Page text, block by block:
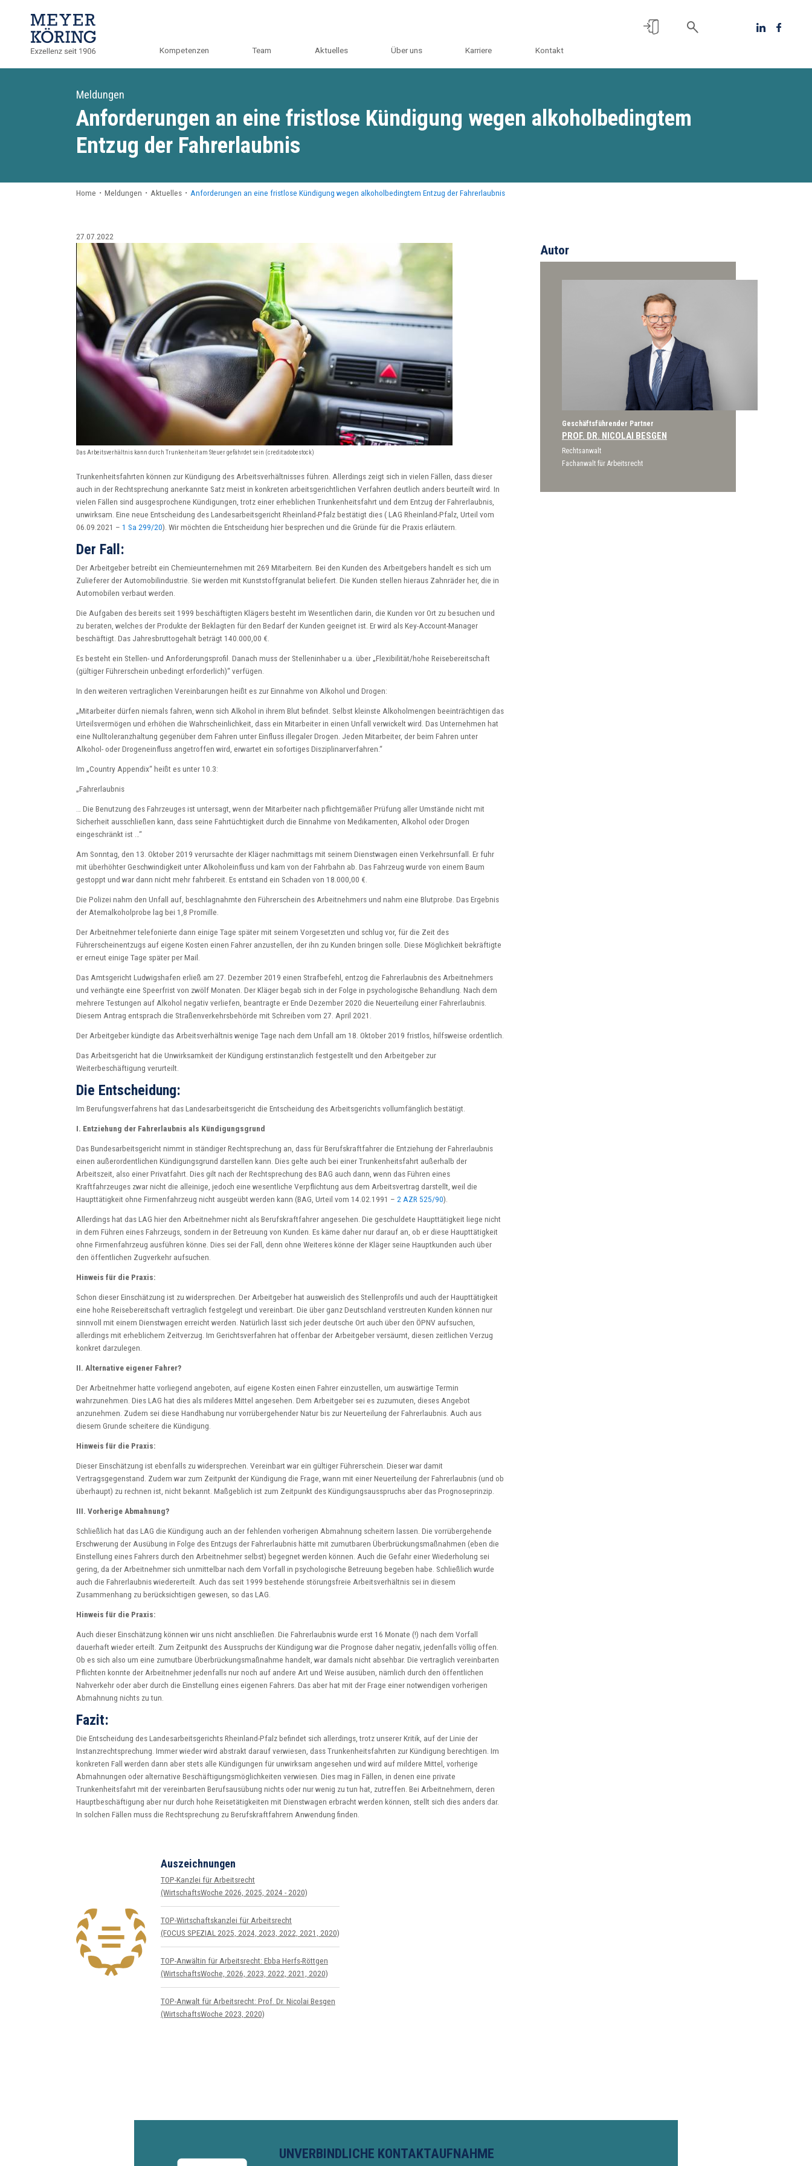
Kompetenzen Team Aktuelles Über uns Karriere Kontakt
Meldungen
Anforderungen an eine fristlose Kündigung wegen alkoholbedingtem
Entzug der Fahrerlaubnis
Home ・ Meldungen ・ Aktuelles ・ Anforderungen an eine fristlose Kündigung wegen alkoholbedingtem Entzug der Fahrerlaubnis
27.07.2022
Das Arbeitsverhältnis kann durch Trunkenheit am Steuer gefährdet sein (credit:adobestock)
Trunkenheitsfahrten können zur Kündigung des Arbeitsverhältnisses führen. Allerdings zeigt sich in vielen Fällen, dass dieser
auch in der Rechtsprechung anerkannte Satz meist in konkreten arbeitsgerichtlichen Verfahren deutlich anders beurteilt wird. In
vielen Fällen sind ausgesprochene Kündigungen, trotz einer erheblichen Trunkenheitsfahrt und dem Entzug der Fahrerlaubnis,
unwirksam. Eine neue Entscheidung des Landesarbeitsgericht Rheinland-Pfalz bestätigt dies ( LAG Rheinland-Pfalz, Urteil vom
06.09.2021 – 1 Sa 299/20). Wir möchten die Entscheidung hier besprechen und die Gründe für die Praxis erläutern.
Der Fall:
Der Arbeitgeber betreibt ein Chemieunternehmen mit 269 Mitarbeitern. Bei den Kunden des Arbeitgebers handelt es sich um
Zulieferer der Automobilindustrie. Sie werden mit Kunststoffgranulat beliefert. Die Kunden stellen hieraus Zahnräder her, die in
Automobilen verbaut werden.
Die Aufgaben des bereits seit 1999 beschäftigten Klägers besteht im Wesentlichen darin, die Kunden vor Ort zu besuchen und
zu beraten, welches der Produkte der Beklagten für den Bedarf der Kunden geeignet ist. Er wird als Key-Account-Manager
beschäftigt. Das Jahresbruttogehalt beträgt 140.000,00 €.
Es besteht ein Stellen- und Anforderungsprofil. Danach muss der Stelleninhaber u.a. über „Flexibilität/hohe Reisebereitschaft
(gültiger Führerschein unbedingt erforderlich)“ verfügen.
In den weiteren vertraglichen Vereinbarungen heißt es zur Einnahme von Alkohol und Drogen:
„Mitarbeiter dürfen niemals fahren, wenn sich Alkohol in ihrem Blut befindet. Selbst kleinste Alkoholmengen beeinträchtigen das
Urteilsvermögen und erhöhen die Wahrscheinlichkeit, dass ein Mitarbeiter in einen Unfall verwickelt wird. Das Unternehmen hat
eine Nulltoleranzhaltung gegenüber dem Fahren unter Einfluss illegaler Drogen. Jeden Mitarbeiter, der beim Fahren unter
Alkohol- oder Drogeneinfluss angetroffen wird, erwartet ein sofortiges Disziplinarverfahren.“
Im „Country Appendix“ heißt es unter 10.3:
„Fahrerlaubnis
… Die Benutzung des Fahrzeuges ist untersagt, wenn der Mitarbeiter nach pflichtgemäßer Prüfung aller Umstände nicht mit
Sicherheit ausschließen kann, dass seine Fahrtüchtigkeit durch die Einnahme von Medikamenten, Alkohol oder Drogen
eingeschränkt ist …“
Am Sonntag, den 13. Oktober 2019 verursachte der Kläger nachmittags mit seinem Dienstwagen einen Verkehrsunfall. Er fuhr
mit überhöhter Geschwindigkeit unter Alkoholeinfluss und kam von der Fahrbahn ab. Das Fahrzeug wurde von einem Baum
gestoppt und war dann nicht mehr fahrbereit. Es entstand ein Schaden von 18.000,00 €.
Die Polizei nahm den Unfall auf, beschlagnahmte den Führerschein des Arbeitnehmers und nahm eine Blutprobe. Das Ergebnis
der Atemalkoholprobe lag bei 1,8 Promille.
Der Arbeitnehmer telefonierte dann einige Tage später mit seinem Vorgesetzten und schlug vor, für die Zeit des
Führerscheinentzugs auf eigene Kosten einen Fahrer anzustellen, der ihn zu Kunden bringen solle. Diese Möglichkeit bekräftigte
er erneut einige Tage später per Mail.
Das Amtsgericht Ludwigshafen erließ am 27. Dezember 2019 einen Strafbefehl, entzog die Fahrerlaubnis des Arbeitnehmers
und verhängte eine Speerfrist von zwölf Monaten. Der Kläger begab sich in der Folge in psychologische Behandlung. Nach dem
mehrere Testungen auf Alkohol negativ verliefen, beantragte er Ende Dezember 2020 die Neuerteilung einer Fahrerlaubnis.
Diesem Antrag entsprach die Straßenverkehrsbehörde mit Schreiben vom 27. April 2021.
Der Arbeitgeber kündigte das Arbeitsverhältnis wenige Tage nach dem Unfall am 18. Oktober 2019 fristlos, hilfsweise ordentlich.
Das Arbeitsgericht hat die Unwirksamkeit der Kündigung erstinstanzlich festgestellt und den Arbeitgeber zur
Weiterbeschäftigung verurteilt.
Die Entscheidung:
Im Berufungsverfahrens hat das Landesarbeitsgericht die Entscheidung des Arbeitsgerichts vollumfänglich bestätigt.
I. Entziehung der Fahrerlaubnis als Kündigungsgrund
Das Bundesarbeitsgericht nimmt in ständiger Rechtsprechung an, dass für Berufskraftfahrer die Entziehung der Fahrerlaubnis
einen außerordentlichen Kündigungsgrund darstellen kann. Dies gelte auch bei einer Trunkenheitsfahrt außerhalb der
Arbeitszeit, also einer Privatfahrt. Dies gilt nach der Rechtsprechung des BAG auch dann, wenn das Führen eines
Kraftfahrzeuges zwar nicht die alleinige, jedoch eine wesentliche Verpflichtung aus dem Arbeitsvertrag darstellt, weil die
Haupttätigkeit ohne Firmenfahrzeug nicht ausgeübt werden kann (BAG, Urteil vom 14.02.1991 – 2 AZR 525/90).
Allerdings hat das LAG hier den Arbeitnehmer nicht als Berufskraftfahrer angesehen. Die geschuldete Haupttätigkeit liege nicht
in dem Führen eines Fahrzeugs, sondern in der Betreuung von Kunden. Es käme daher nur darauf an, ob er diese Haupttätigkeit
ohne Firmenfahrzeug ausführen könne. Dies sei der Fall, denn ohne Weiteres könne der Kläger seine Hauptkunden auch über
den öffentlichen Zugverkehr aufsuchen.
Hinweis für die Praxis:
Schon dieser Einschätzung ist zu widersprechen. Der Arbeitgeber hat ausweislich des Stellenprofils und auch der Haupttätigkeit
eine hohe Reisebereitschaft vertraglich festgelegt und vereinbart. Die über ganz Deutschland verstreuten Kunden können nur
sinnvoll mit einem Dienstwagen erreicht werden. Natürlich lässt sich jeder deutsche Ort auch über den ÖPNV aufsuchen,
allerdings mit erheblichem Zeitverzug. Im Gerichtsverfahren hat offenbar der Arbeitgeber versäumt, diesen zeitlichen Verzug
konkret darzulegen.
II. Alternative eigener Fahrer?
Der Arbeitnehmer hatte vorliegend angeboten, auf eigene Kosten einen Fahrer einzustellen, um auswärtige Termin
wahrzunehmen. Dies LAG hat dies als milderes Mittel angesehen. Dem Arbeitgeber sei es zuzumuten, dieses Angebot
anzunehmen. Zudem sei diese Handhabung nur vorrübergehender Natur bis zur Neuerteilung der Fahrerlaubnis. Auch aus
diesem Grunde scheitere die Kündigung.
Hinweis für die Praxis:
Dieser Einschätzung ist ebenfalls zu widersprechen. Vereinbart war ein gültiger Führerschein. Dieser war damit
Vertragsgegenstand. Zudem war zum Zeitpunkt der Kündigung die Frage, wann mit einer Neuerteilung der Fahrerlaubnis (und ob
überhaupt) zu rechnen ist, nicht bekannt. Maßgeblich ist zum Zeitpunkt des Kündigungsausspruchs aber das Prognoseprinzip.
III. Vorherige Abmahnung?
Schließlich hat das LAG die Kündigung auch an der fehlenden vorherigen Abmahnung scheitern lassen. Die vorrübergehende
Erschwerung der Ausübung in Folge des Entzugs der Fahrerlaubnis hätte mit zumutbaren Überbrückungsmaßnahmen (eben die
Einstellung eines Fahrers durch den Arbeitnehmer selbst) begegnet werden können. Auch die Gefahr einer Wiederholung sei
gering, da der Arbeitnehmer sich unmittelbar nach dem Vorfall in psychologische Betreuung begeben habe. Schließlich wurde
auch die Fahrerlaubnis wiedererteilt. Auch das seit 1999 bestehende störungsfreie Arbeitsverhältnis sei in diesem
Zusammenhang zu berücksichtigen gewesen, so das LAG.
Hinweis für die Praxis:
Auch dieser Einschätzung können wir uns nicht anschließen. Die Fahrerlaubnis wurde erst 16 Monate (!) nach dem Vorfall
dauerhaft wieder erteilt. Zum Zeitpunkt des Ausspruchs der Kündigung war die Prognose daher negativ, jedenfalls völlig offen.
Ob es sich also um eine zumutbare Überbrückungsmaßnahme handelt, war damals nicht absehbar. Die vertraglich vereinbarten
Pflichten konnte der Arbeitnehmer jedenfalls nur noch auf andere Art und Weise ausüben, nämlich durch den öffentlichen
Nahverkehr oder aber durch die Einstellung eines eigenen Fahrers. Das aber hat mit der Frage einer notwendigen vorherigen
Abmahnung nichts zu tun.
Fazit:
Die Entscheidung des Landesarbeitsgerichts Rheinland-Pfalz befindet sich allerdings, trotz unserer Kritik, auf der Linie der
Instanzrechtsprechung. Immer wieder wird abstrakt darauf verwiesen, dass Trunkenheitsfahrten zur Kündigung berechtigen. Im
konkreten Fall werden dann aber stets alle Kündigungen für unwirksam angesehen und wird auf mildere Mittel, vorherige
Abmahnungen oder alternative Beschäftigungsmöglichkeiten verwiesen. Dies mag in Fällen, in denen eine private
Trunkenheitsfahrt mit der vereinbarten Berufsausübung nichts oder nur wenig zu tun hat, zutreffen. Bei Arbeitnehmern, deren
Hauptbeschäftigung aber nur durch hohe Reisetätigkeiten mit Dienstwagen erbracht werden können, stellt sich dies anders dar.
In solchen Fällen muss die Rechtsprechung zu Berufskraftfahrern Anwendung finden.
Auszeichnungen
TOP-Kanzlei für Arbeitsrecht
(WirtschaftsWoche 2026, 2025, 2024 - 2020)
TOP-Wirtschafts­kanzlei für Arbeits­recht
(FOCUS SPEZIAL 2025, 2024, 2023, 2022, 2021, 2020)
TOP-Anwältin für Arbeitsrecht: Ebba Herfs-Röttgen
(WirtschaftsWoche, 2026, 2023, 2022, 2021, 2020)
TOP-Anwalt für Arbeitsrecht: Prof. Dr. Nicolai Besgen
(WirtschaftsWoche 2023, 2020)
Autor
Geschäftsführender Partner
PROF. DR. NICOLAI BESGEN
Rechtsanwalt
Fachanwalt für Arbeitsrecht
UNVERBINDLICHE KONTAKTAUFNAHME